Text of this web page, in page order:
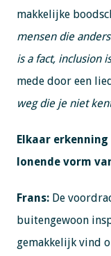
makkelijke
mensen die
is a fact, inclusion
mede door een
weg die je niet
Elkaar
lonende vorm
Frans:De
buitengewoon
gemakkelijk vind